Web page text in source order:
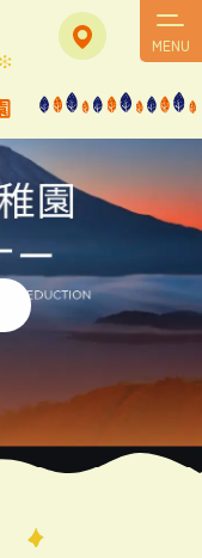
MENU